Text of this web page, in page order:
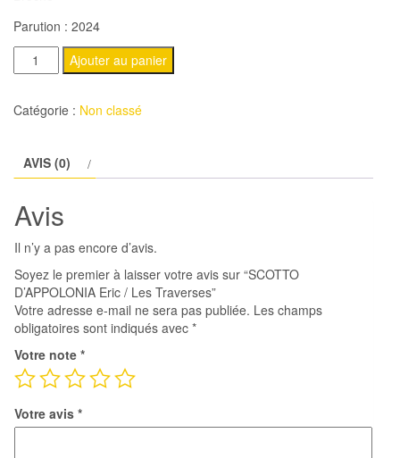
Parution : 2024
quantité
de
SCOTTO
D'APPOLONIA
Traverses
Ajouter au panier
Catégorie : Non classé
AVIS (0)
Avis
Il n’y a pas encore d’avis.
Soyez le premier à laisser votre avis sur “SCOTTO
D’APPOLONIA Eric / Les Traverses”
Votre adresse e-mail ne sera pas publiée. Les champs
obligatoires sont indiqués avec *
Votre note *
Votre avis *